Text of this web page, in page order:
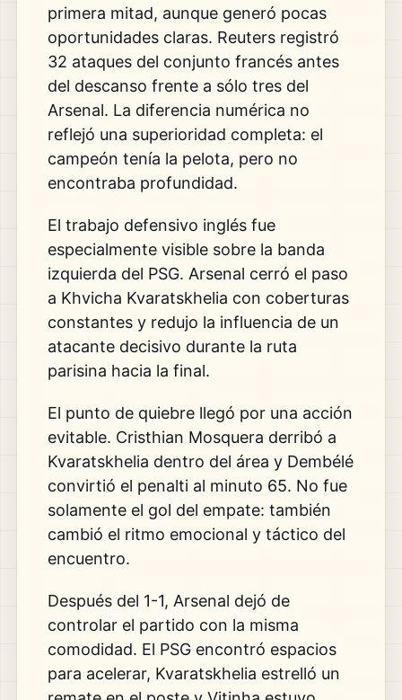
primera mitad, aunque generó pocas
oportunidades claras. Reuters registró
32 ataques del conjunto francés antes
del descanso frente a sólo tres del
Arsenal. La diferencia numérica no
reflejó una superioridad completa: el
campeón tenía la pelota, pero no
encontraba profundidad.
El trabajo defensivo inglés fue
especialmente visible sobre la banda
izquierda del PSG. Arsenal cerró el paso
a Khvicha Kvaratskhelia con coberturas
constantes y redujo la influencia de un
atacante decisivo durante la ruta
parisina hacia la final.
El punto de quiebre llegó por una acción
evitable. Cristhian Mosquera derribó a
Kvaratskhelia dentro del área y Dembélé
convirtió el penalti al minuto 65. No fue
solamente el gol del empate: también
cambió el ritmo emocional y táctico del
encuentro.
Después del 1-1, Arsenal dejó de
controlar el partido con la misma
comodidad. El PSG encontró espacios
para acelerar, Kvaratskhelia estrelló un